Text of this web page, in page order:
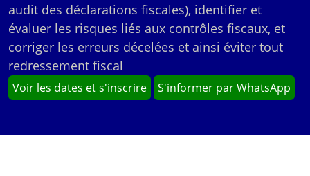
audit des déclarations fiscales), identifier et
évaluer les risques liés aux contrôles fiscaux, et
corriger les erreurs décelées et ainsi éviter tout
redressement fiscal
Voir les dates et s'inscrire S'informer par WhatsApp